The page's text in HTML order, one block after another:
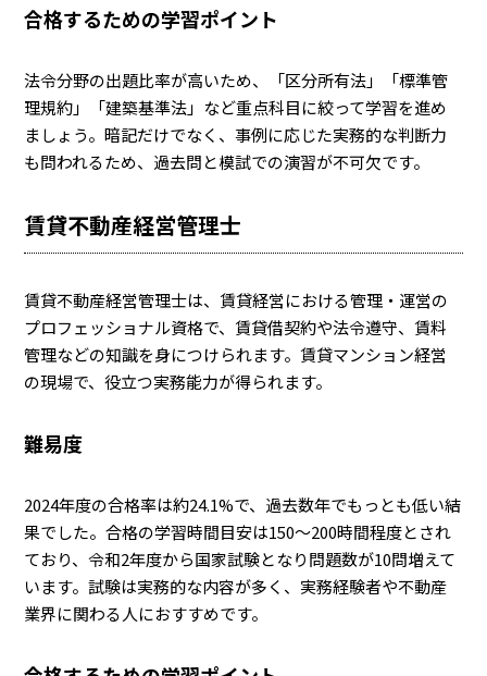
合格するための学習ポイント
法令分野の出題比率が高いため、「区分所有法」「標準管
理規約」「建築基準法」など重点科目に絞って学習を進め
ましょう。暗記だけでなく、事例に応じた実務的な判断力
も問われるため、過去問と模試での演習が不可欠です。
賃貸不動産経営管理士
賃貸不動産経営管理士は、賃貸経営における管理・運営の
プロフェッショナル資格で、賃貸借契約や法令遵守、賃料
管理などの知識を身につけられます。賃貸マンション経営
の現場で、役立つ実務能力が得られます。
難易度
2024年度の合格率は約24.1%で、過去数年でもっとも低い結
果でした。合格の学習時間目安は150〜200時間程度とされ
ており、令和2年度から国家試験となり問題数が10問増えて
います。試験は実務的な内容が多く、実務経験者や不動産
業界に関わる人におすすめです。